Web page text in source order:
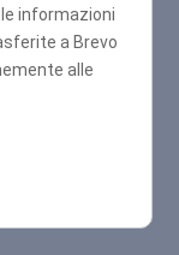
informazioni
a Brevo
alle